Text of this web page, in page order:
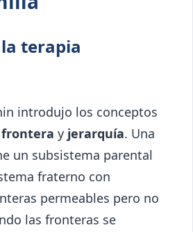
terapia
introdujo los conceptos
frontera y jerarquía. Una
un subsistema parental
fraterno con
permeables pero no
las fronteras se